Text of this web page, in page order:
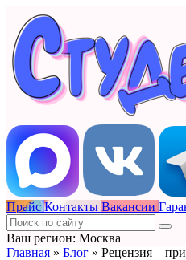
Прайс Контакты Вакансии
Ваш регион: Москва
Главная » Блог » Рецензия –